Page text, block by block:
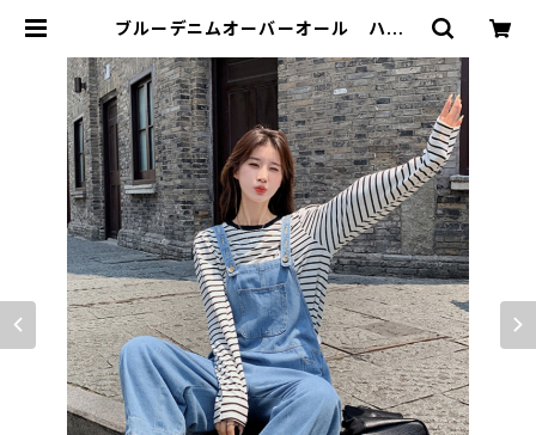
ブルーデニムオーバーオール ハイウ
ツ | signal 日本未入荷勢揃い！全品
送料無料です♪